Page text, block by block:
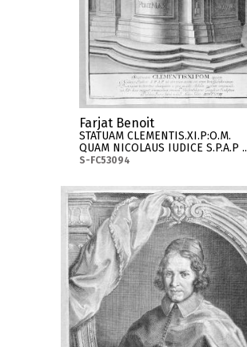
Farjat Benoit
STATUAM CLEMENTIS.XI.P:O.M.
QUAM NICOLAUS IUDICE S.P.A.P ..
S-FC53094